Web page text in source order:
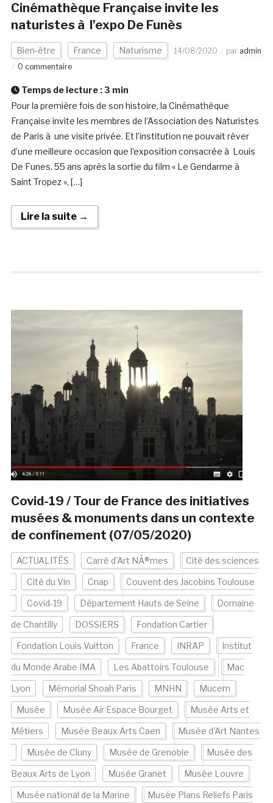
Cinémathèque Française invite les
naturistes à l’expo De Funès
Bien-être France Naturisme 14/08/2020 par admin
0 commentaire
Temps de lecture : 3 min
Pour la première fois de son histoire, la Cinémathèque
Française invite les membres de l’Association des Naturistes
de Paris à une visite privée. Et l’institution ne pouvait rêver
d’une meilleure occasion que l’exposition consacrée à Louis
De Funes. 55 ans après la sortie du film « Le Gendarme à
Saint Tropez », […]
Lire la suite →
Covid-19 / Tour de France des initiatives
musées & monuments dans un contexte
de confinement (07/05/2020)
ACTUALITÉS Carré d'Art NÃ®mes Cité des sciences
Cité du Vin Cnap Couvent des Jacobins Toulouse
Covid-19 Département Hauts de Seine Domaine
de Chantilly DOSSIERS Fondation Cartier
Fondation Louis Vuitton France INRAP Institut
du Monde Arabe IMA Les Abattoirs Toulouse Mac
Lyon Mémorial Shoah Paris MNHN Mucem
Musée Musée Air Espace Bourget Musée Arts et
Métiers Musée Beaux Arts Caen Musée d'Art Nantes
Musée de Cluny Musée de Grenoble Musée des
Beaux Arts de Lyon Musée Granet Musée Louvre
Musée national de la Marine Musée Plans Reliefs Paris